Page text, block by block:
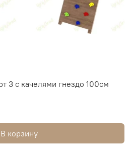
3 с качелями гнездо 100см
В корзину